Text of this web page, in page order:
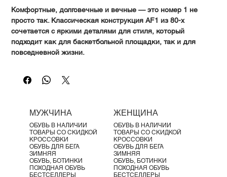
Комфортные, долговечные и вечные — это номер 1 не
просто так. Классическая конструкция AF1 из 80-х
сочетается с яркими деталями для стиля, который
подходит как для баскетбольной площадки, так и для
повседневной жизни.
конструкции cupsole — эти кроссовки обеспечивают
амортизация Nike Air обеспечивает длительный
комфорт.
Низкий мягкий воротник выглядит элегантно и
обеспечивает комфорт.
Резиновая подошва с кругами поворота для баскетбола
обеспечивает сцепление и долговечность.
МУЖЧИНА
ОБУВЬ В НАЛИЧИИ
ТОВАРЫ СО СКИДКОЙ
КРОССОВКИ
ОБУВЬ ДЛЯ БЕГА
ЗИМНЯЯ
ОБУВЬ, БОТИНКИ
ПОХОДНАЯ ОБУВЬ
БЕСТСЕЛЛЕРЫ
ЖЕНЩИНА
ОБУВЬ В НАЛИЧИИ
ТОВАРЫ СО СКИДКОЙ
КРОССОВКИ
ОБУВЬ ДЛЯ БЕГА
ЗИМНЯЯ
ОБУВЬ, БОТИНКИ
ПОХОДНАЯ ОБУВЬ
БЕСТСЕЛЛЕРЫ